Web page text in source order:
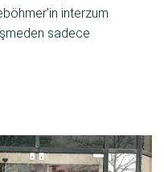
interzum
sadece